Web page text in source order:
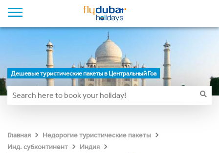
Дешевые туристические пакеты в Центральный Гоа
Главная
Недорогие туристические пакеты
Инд. субконтинент
Индия